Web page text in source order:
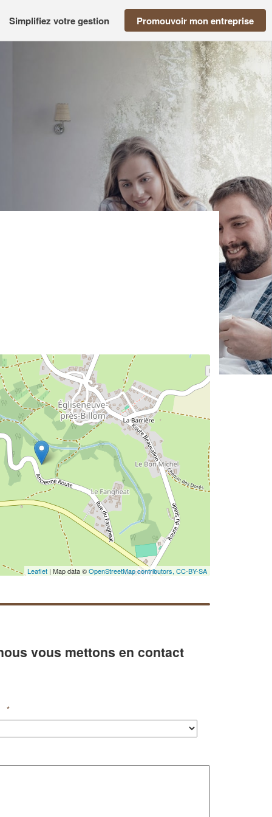
Simplifiez votre gestion Promouvoir mon entreprise
Leaflet | Map data ©OpenStreetMap contributors, CC-BY-SA
vous mettons en contact
*
✕